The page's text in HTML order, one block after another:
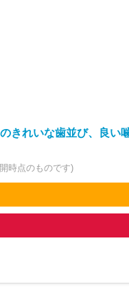
きれいな歯並び、良い
時点のものです)